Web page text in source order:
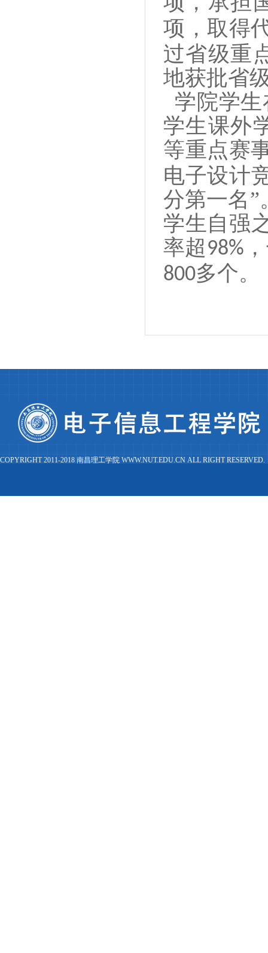
项，取得
过省级重
地获批省
学院学
学生课外
等重点赛
电子设计
分第一名”
学生自强
率超 98%
800多个。
COPYRIGHT 2011-2018 南昌理工学院 WWW.NUT.EDU.CN ALL RIGHT RESERVED.